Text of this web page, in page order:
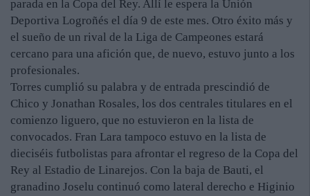
parada en la Copa del Rey. Allí le espera la Unión
Deportiva Logroñés el día 9 de este mes. Otro éxito más y
el sueño de un rival de la Liga de Campeones estará
cercano para una afición que, de nuevo, estuvo junto a los
profesionales.
Torres cumplió su palabra y de entrada prescindió de
Chico y Jonathan Rosales, los dos centrales titulares en el
comienzo liguero, que no estuvieron en la lista de
convocados. Fran Lara tampoco estuvo en la lista de
dieciséis futbolistas para afrontar el regreso de la Copa del
Rey al Estadio de Linarejos. Con la baja de Bauti, el
granadino Joselu continuó como lateral derecho e Higinio